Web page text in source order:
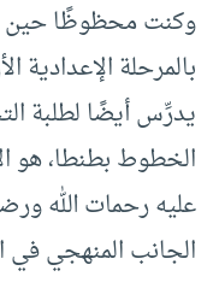
وكنت محظوظًا حين
بالمرحلة الإعدادية
يدرِّس أيضًا لطلبة
الخطوط بطنطا، هو
عليه رحمات الله
الجانب المنهجي في